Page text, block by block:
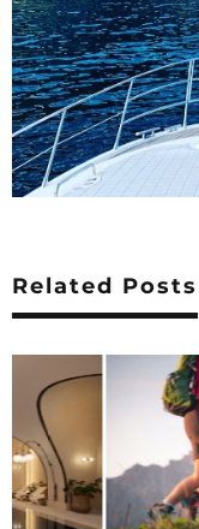
Related Posts